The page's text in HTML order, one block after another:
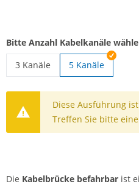
Bitte Anzahl Kabelkanäle
3 Kanäle
5 Kanäle
Diese Ausführung
Treffen Sie bitte
Die Kabelbrücke befahrbar ist